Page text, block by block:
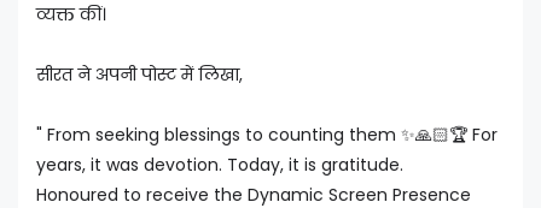
व्यक्त कीं।
सीरत ने अपनी पोस्ट में लिखा,
" From seeking blessings to counting them ✨🙏🏻🏆 For
years, it was devotion. Today, it is gratitude.
Honoured to receive the Dynamic Screen Presence